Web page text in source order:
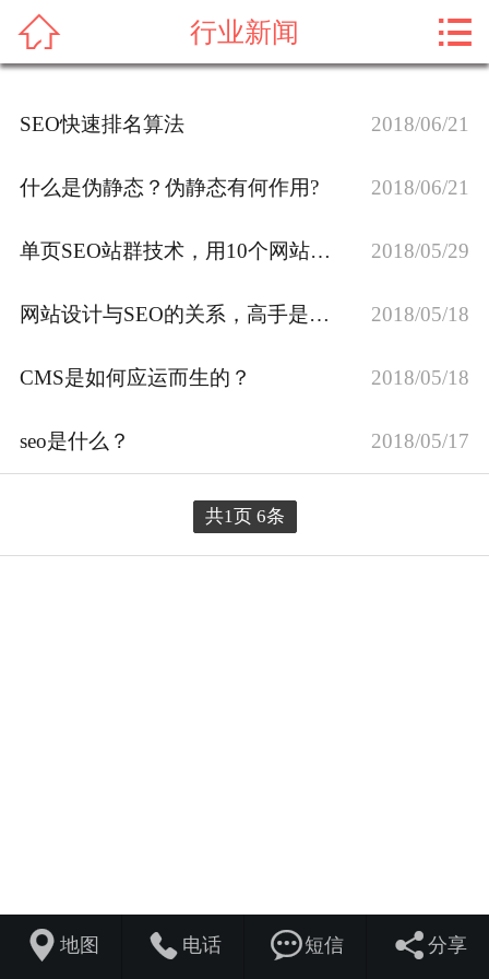
成功案例
企业团队
专业服务
联系我们
 行业新闻 
SEO快速排名算法 2018/06/21
什么是伪静态？伪静态有何作用? 2018/06/21
单页SEO站群技术，用10个网站优化排名！ 2018/05/29
网站设计与SEO的关系，高手是从这4个维度分析的！ 2018/05/18
CMS是如何应运而生的？ 2018/05/18
seo是什么？ 2018/05/17
共1页 6条
 地图  电话 短信  分享